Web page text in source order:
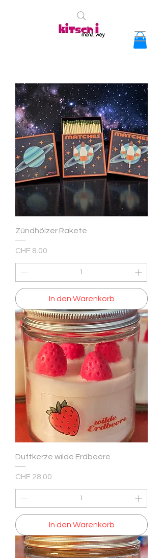
Zündhölzer Rakete
Preis
CHF 8.00
In den Warenkorb
Duftkerze wilde Erdbeere
Preis
CHF 28.00
In den Warenkorb